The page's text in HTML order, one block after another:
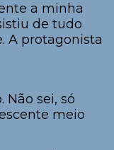
a minha
de tudo
A protagonista
sei, só
meio